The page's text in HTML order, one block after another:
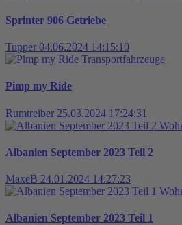
Sprinter 906 Getriebe
Tupper 04.06.2024 14:15:10
Transportfahrzeuge
Pimp my Ride
Rumtreiber 25.03.2024 17:24:31
Albanien September 2023 Teil 2
MaxeB 24.01.2024 14:27:23
Albanien September 2023 Teil 1